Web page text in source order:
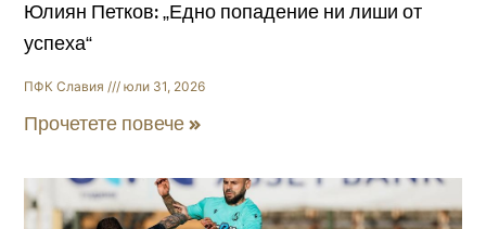
Юлиян Петков: „Едно попадение ни лиши от
успеха“
ПФК Славия юли 31, 2026
Прочетете повече »